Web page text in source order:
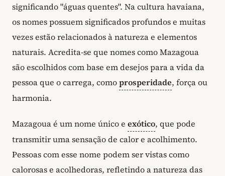
significando "águas quentes". Na cultura havaiana,
os nomes possuem significados profundos e muitas
vezes estão relacionados à natureza e elementos
naturais. Acredita-se que nomes como Mazagoua
são escolhidos com base em desejos para a vida da
pessoa que o carrega, comoprosperidade, força ou
harmonia.
Mazagoua é um nome único e exótico, que pode
transmitir uma sensação de calor e acolhimento.
Pessoas com esse nome podem ser vistas como
calorosas e acolhedoras, refletindo a natureza das